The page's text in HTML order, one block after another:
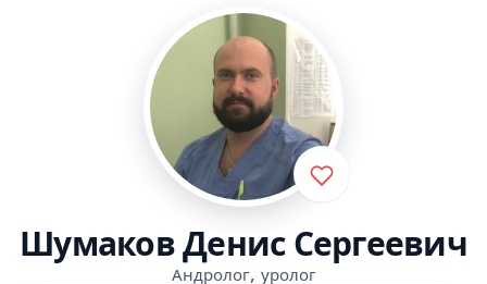
Шумаков Денис Сергеевич
Андролог, уролог